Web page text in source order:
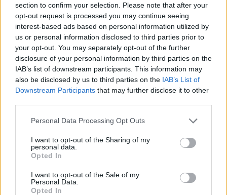
section to confirm your selection. Please note that after your
opt-out request is processed you may continue seeing
interest-based ads based on personal information utilized by
us or personal information disclosed to third parties prior to
your opt-out. You may separately opt-out of the further
disclosure of your personal information by third parties on the
IAB’s list of downstream participants. This information may
also be disclosed by us to third parties on the IAB’s List of
Downstream Participants that may further disclose it to other
Personal Data Processing Opt Outs
I want to opt-out of the Sharing of my
personal data.
Opted In
I want to opt-out of the Sale of my
Personal Data.
Opted In
Μεταπροπονητική πείνα: Ο λόγος
που θέλεις να καταβροχθίσεις τα
πάντα μετά την άσκηση
27 Φεβρουαρίου 2026
Ωρίων – Σπάνια νοσήματα
συνδέονται με μνημεία που
27 Φεβρουαρίου 2026
Γεωργιάδης: Πολλαπλά οφέλη από
τη συνεργασία δημοσίου και
27 Φεβρουαρίου 2026